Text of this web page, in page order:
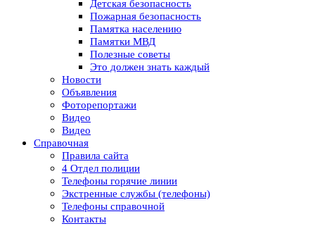
Детская безопасность
Пожарная безопасность
Памятка населению
Памятки МВД
Полезные советы
Это должен знать каждый
Новости
Объявления
Фоторепортажи
Видео
Видео
Справочная
Правила сайта
4 Отдел полиции
Телефоны горячие линии
Экстренные службы (телефоны)
Телефоны справочной
Контакты